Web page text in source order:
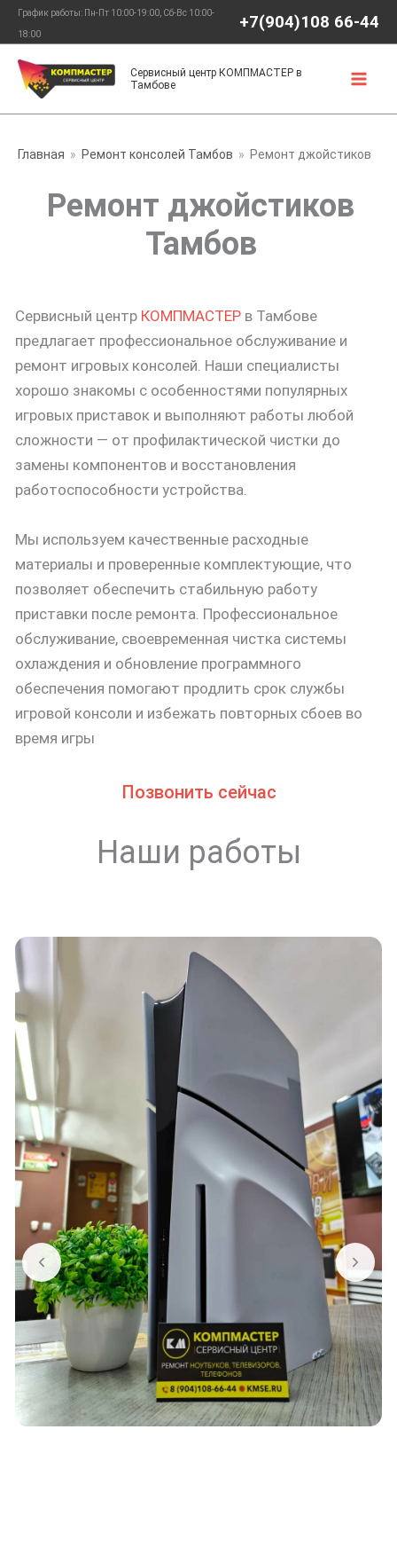
Перейти
содержимому
График работы: Пн-Пт 10:00-19:00, Сб-Вс 10:00-
18:00
+7(904)108 66-44
Сервисный центр КОМПМАСТЕР в
Тамбове
Главная Ремонт консолей Тамбов Ремонт джойстиков
Ремонт джойстиков
Тамбов
Сервисный центр КОМПМАСТЕР в Тамбове
предлагает профессиональное обслуживание и
ремонт игровых консолей. Наши специалисты
хорошо знакомы с особенностями популярных
игровых приставок и выполняют работы любой
сложности — от профилактической чистки до
замены компонентов и восстановления
работоспособности устройства.
Мы используем качественные расходные
материалы и проверенные комплектующие, что
позволяет обеспечить стабильную работу
приставки после ремонта. Профессиональное
обслуживание, своевременная чистка системы
охлаждения и обновление программного
обеспечения помогают продлить срок службы
игровой консоли и избежать повторных сбоев во
время игры
Позвонить сейчас
Наши работы